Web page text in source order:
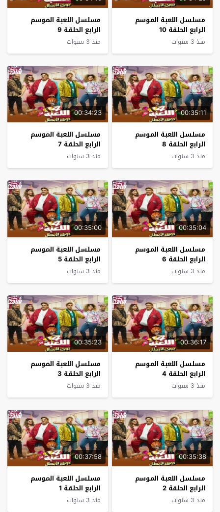
مسلسل اللعبة الموسم
الرابع الحلقة 10
منذ 3 سنوات
مسلسل اللعبة الموسم
الرابع الحلقة 9
منذ 3 سنوات
00:35:11
مسلسل اللعبة الموسم
الرابع الحلقة 8
منذ 3 سنوات
00:34:23
مسلسل اللعبة الموسم
الرابع الحلقة 7
منذ 3 سنوات
00:35:04
مسلسل اللعبة الموسم
الرابع الحلقة 6
منذ 3 سنوات
00:35:00
مسلسل اللعبة الموسم
الرابع الحلقة 5
منذ 3 سنوات
00:36:17
مسلسل اللعبة الموسم
الرابع الحلقة 4
منذ 3 سنوات
00:35:23
مسلسل اللعبة الموسم
الرابع الحلقة 3
منذ 3 سنوات
00:35:38
مسلسل اللعبة الموسم
الرابع الحلقة 2
منذ 3 سنوات
00:37:58
مسلسل اللعبة الموسم
الرابع الحلقة 1
منذ 3 سنوات